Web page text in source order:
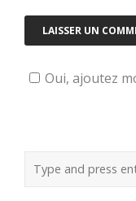
Oui, ajoutez